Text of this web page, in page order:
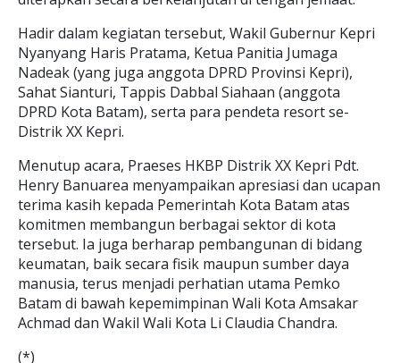
Hadir dalam kegiatan tersebut, Wakil Gubernur Kepri
Nyanyang Haris Pratama, Ketua Panitia Jumaga
Nadeak (yang juga anggota DPRD Provinsi Kepri),
Sahat Sianturi, Tappis Dabbal Siahaan (anggota
DPRD Kota Batam), serta para pendeta resort se-
Distrik XX Kepri.
Menutup acara, Praeses HKBP Distrik XX Kepri Pdt.
Henry Banuarea menyampaikan apresiasi dan ucapan
terima kasih kepada Pemerintah Kota Batam atas
komitmen membangun berbagai sektor di kota
tersebut. Ia juga berharap pembangunan di bidang
keumatan, baik secara fisik maupun sumber daya
manusia, terus menjadi perhatian utama Pemko
Batam di bawah kepemimpinan Wali Kota Amsakar
Achmad dan Wakil Wali Kota Li Claudia Chandra.
(*)